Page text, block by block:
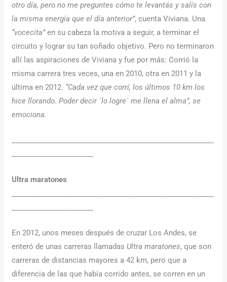
otro día, pero no me preguntes cómo te levantás y salís con
la misma energía que el día anterior”, cuenta Viviana. Una
“vocecita”en su cabeza la motiva a seguir, a terminar el
circuito y lograr su tan soñado objetivo. Pero no terminaron
allí las aspiraciones de Viviana y fue por más: Corrió la
misma carrera tres veces, una en 2010, otra en 2011 y la
última en 2012. “Cada vez que corrí, los últimos 10 km los
hice llorando. Poder decir `lo logre´ me llena el alma”, se
emociona.
Ultra maratones
En 2012, unos meses después de cruzar Los Andes, se
enteró de unas carreras llamadas Ultra maratones, que son
carreras de distancias mayores a 42 km, pero que a
diferencia de las que había corrido antes, se corren en un